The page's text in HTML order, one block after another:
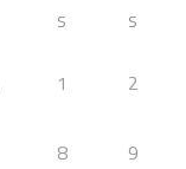
S S
1 2
8 9